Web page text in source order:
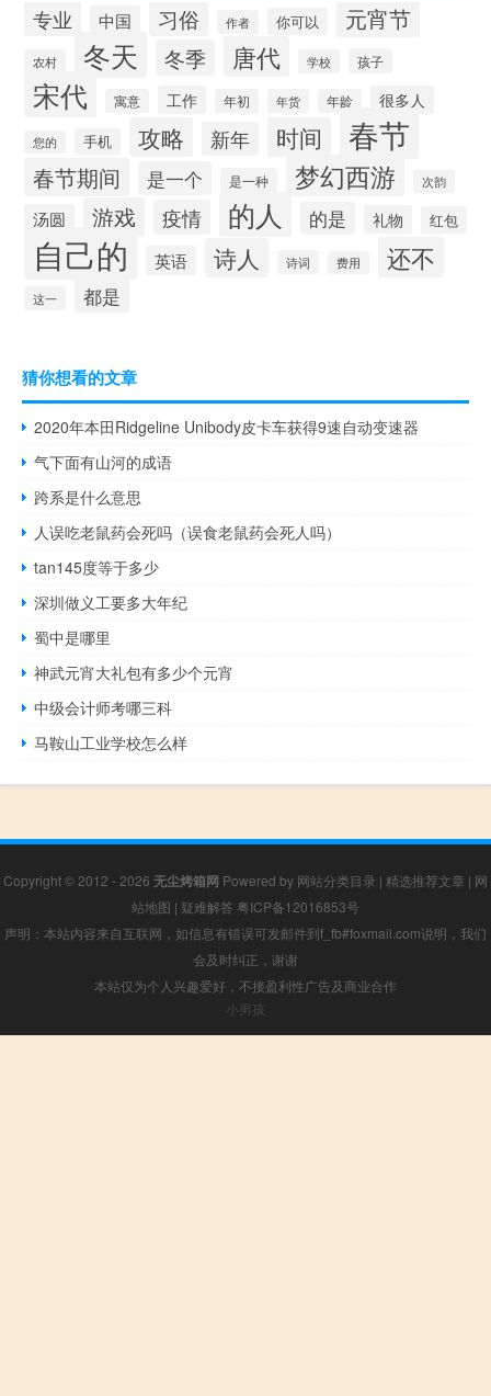
专业 中国 习俗 作者 你可以 元宵节
农村 冬天 冬季 唐代 学校 孩子
宋代 寓意 工作 年初 年货 年龄 很多人
您的 手机 攻略 新年 时间 春节
春节期间 是一个 是一种 梦幻西游 次韵
汤圆 游戏 疫情 的人 的是 礼物 红包
自己的 英语 诗人 诗词 费用 还不
这一 都是
猜你想看的文章
2020年本田Ridgeline Unibody皮卡车获得9速自动变速器
气下面有山河的成语
跨系是什么意思
人误吃老鼠药会死吗（误食老鼠药会死人吗）
tan145度等于多少
深圳做义工要多大年纪
蜀中是哪里
神武元宵大礼包有多少个元宵
中级会计师考哪三科
马鞍山工业学校怎么样
Copyright © 2012 - 2026 无尘烤箱网 Powered by 网站分类目录 | 精选推荐文章 | 网
站地图 | 疑难解答 粤ICP备12016853号
声明：本站内容来自互联网，如信息有错误可发邮件到f_fb#foxmail.com说明，我们
会及时纠正，谢谢
本站仅为个人兴趣爱好，不接盈利性广告及商业合作
小男孩